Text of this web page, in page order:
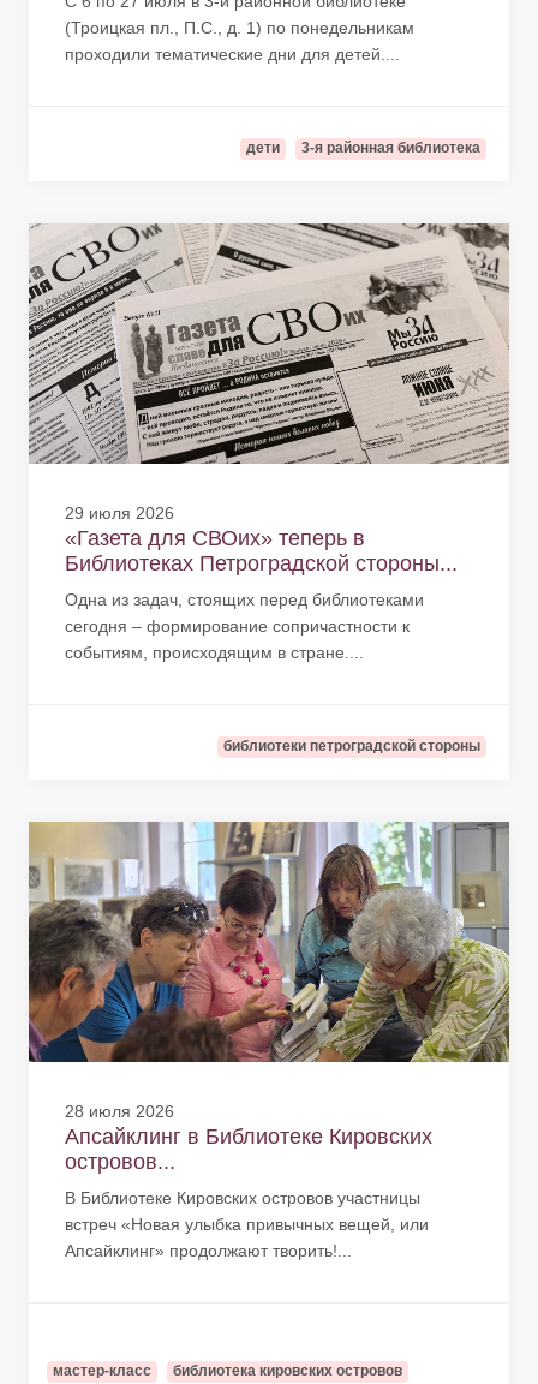
(Троицкая пл., П.С., д. 1) по понедельникам
проходили тематические дни для детей....
дети 3-я районная библиотека
29 июля 2026
«Газета для СВОих» теперь в
Библиотеках Петроградской стороны...
Одна из задач, стоящих перед библиотеками
сегодня – формирование сопричастности к
событиям, происходящим в стране....
библиотеки петроградской стороны
28 июля 2026
Апсайклинг в Библиотеке Кировских
островов...
В Библиотеке Кировских островов участницы
встреч «Новая улыбка привычных вещей, или
Апсайклинг» продолжают творить!...
мастер-класс
библиотека кировских островов